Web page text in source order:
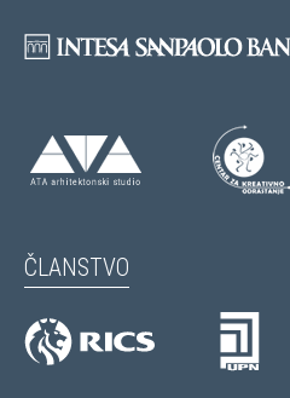
ČLANSTVO